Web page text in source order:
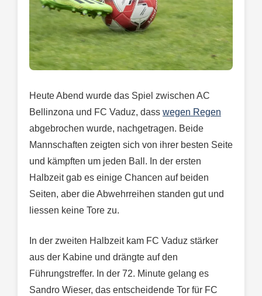
Heute Abend wurde das Spiel zwischen AC
Bellinzona und FC Vaduz, dass wegen Regen
abgebrochen wurde, nachgetragen. Beide
Mannschaften zeigten sich von ihrer besten Seite
und kämpften um jeden Ball. In der ersten
Halbzeit gab es einige Chancen auf beiden
Seiten, aber die Abwehrreihen standen gut und
liessen keine Tore zu.
In der zweiten Halbzeit kam FC Vaduz stärker
aus der Kabine und drängte auf den
Führungstreffer. In der 72. Minute gelang es
Sandro Wieser, das entscheidende Tor für FC